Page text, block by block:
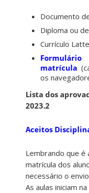
Documento
Diploma ou
Currículo
matrícula
os
Lista dos
2023.2
Aceitos
Lembrando que é
matrícula dos
necessário o
As aulas iniciam